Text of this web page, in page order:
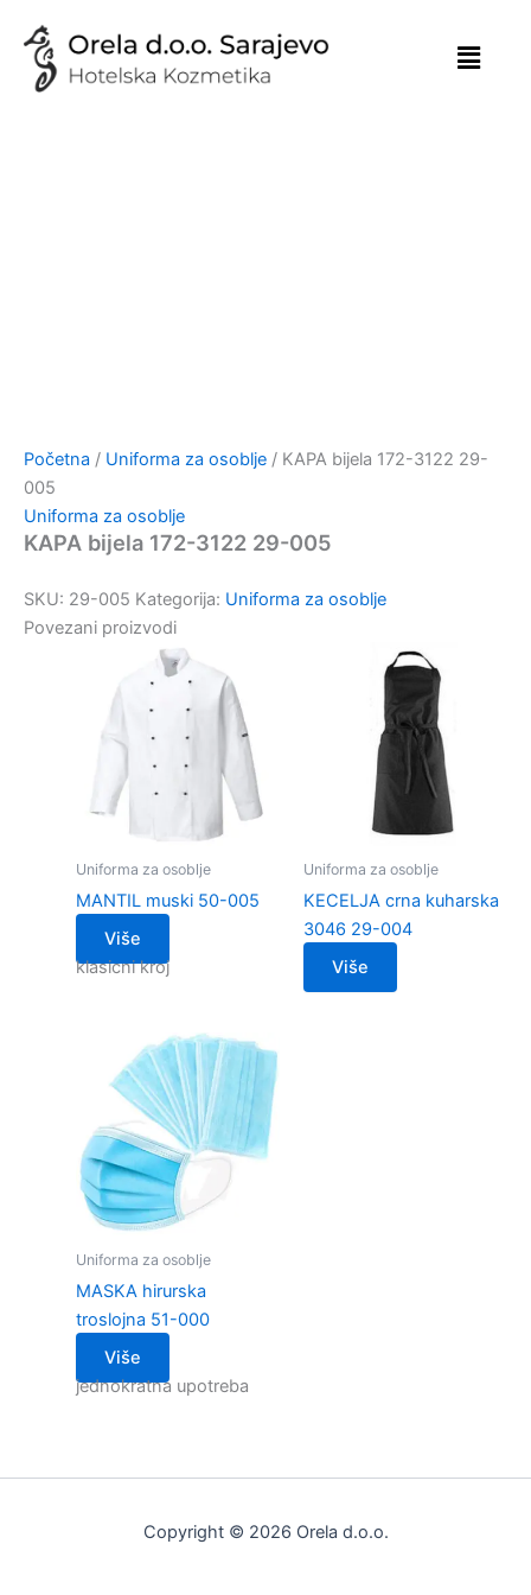
content
Početna / Uniforma za osoblje / KAPA bijela 172-3122 29-
005
Uniforma za osoblje
KAPA bijela 172-3122 29-005
SKU: 29-005 Kategorija: Uniforma za osoblje
Povezani proizvodi
Uniforma za osoblje
MANTIL muski 50-005
Više
klasicni kroj
Uniforma za osoblje
KECELJA crna kuharska
3046 29-004
Više
Uniforma za osoblje
MASKA hirurska
troslojna 51-000
Više
jednokratna upotreba
Copyright © 2026 Orela d.o.o.